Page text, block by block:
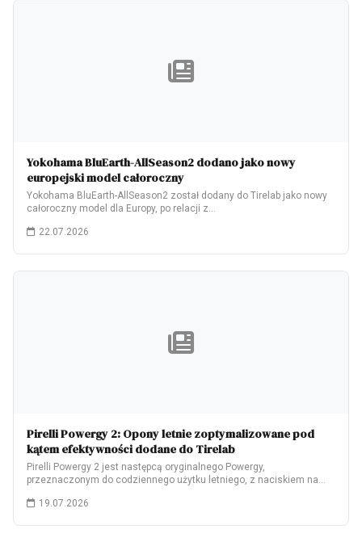
Yokohama BluEarth-AllSeason2 dodano jako nowy
europejski model całoroczny
Yokohama BluEarth-AllSeason2 został dodany do Tirelab jako nowy
całoroczny model dla Europy, po relacji z…
22.07.2026
Pirelli Powergy 2: Opony letnie zoptymalizowane pod
kątem efektywności dodane do Tirelab
Pirelli Powergy 2 jest następcą oryginalnego Powergy,
przeznaczonym do codziennego użytku letniego, z naciskiem na…
19.07.2026